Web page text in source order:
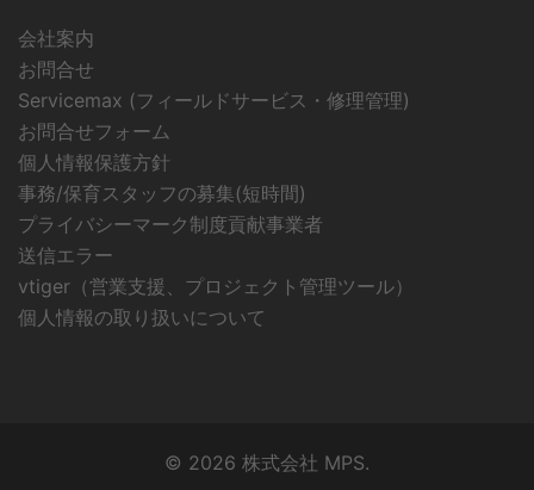
会社案内
お問合せ
Servicemax (フィールドサービス・修理管理)
お問合せフォーム
個人情報保護方針
事務/保育スタッフの募集(短時間)
プライバシーマーク制度貢献事業者
送信エラー
vtiger（営業支援、プロジェクト管理ツール）
個人情報の取り扱いについて
© 2026 株式会社 MPS.